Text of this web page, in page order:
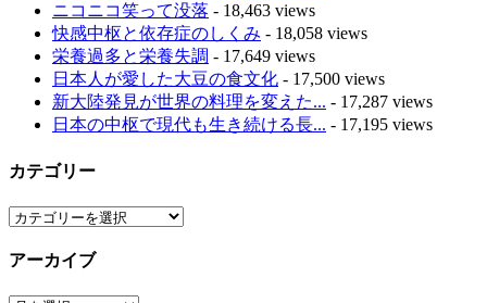
ニコニコ笑って没落 - 18,463 views
快感中枢と依存症のしくみ - 18,058 views
栄養過多と栄養失調 - 17,649 views
日本人が愛した大豆の食文化 - 17,500 views
新大陸発見が世界の料理を変えた... - 17,287 views
日本の中枢で現代も生き続ける長... - 17,195 views
カテゴリー
カ
ゴ
アーカイブ